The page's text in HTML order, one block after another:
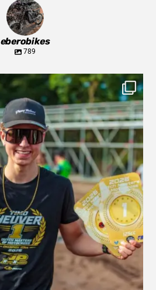
eberobikes
789